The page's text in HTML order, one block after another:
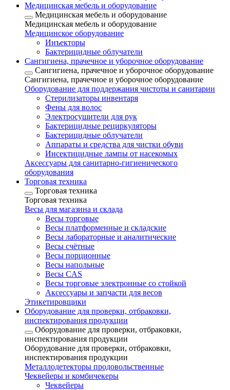
Медицинская мебель и оборудование
Медицинская мебель и оборудование
Медицинская мебель и оборудование
Медицинское оборудование
Инъекторы
Бактерицидные облучатели
Сангигиена, прачечное и уборочное оборудование
Сангигиена, прачечное и уборочное оборудование
Сангигиена, прачечное и уборочное оборудование
Оборудование для поддержания чистоты и санитарии
Стерилизаторы инвентаря
Фены для волос
Электросушители для рук
Бактерицидные рециркуляторы
Бактерицидные облучатели
Аппараты и средства для чистки обуви
Инсектицидные лампы от насекомых
Аксессуары для санитарно-гигиенического
оборудования
Торговая техника
Торговая техника
Торговая техника
Весы для магазина и склада
Весы торговые
Весы платформенные и складские
Весы лабораторные и аналитические
Весы счётные
Весы порционные
Весы напольные
Весы CAS
Весы торговые электронные со стойкой
Аксессуары и запчасти для весов
Этикетировщики
Оборудование для проверки, отбраковки,
инспектирования продукции
Оборудование для проверки, отбраковки,
инспектирования продукции
Оборудование для проверки, отбраковки,
инспектирования продукции
Металлодетекторы продовольственные
Чеквейеры и комбичекеры
Чеквейеры